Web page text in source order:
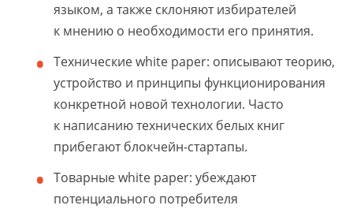
языком, а также склоняют избирателей
к мнению о необходимости его принятия.
Технические white paper: описывают теорию,
устройство и принципы функционирования
конкретной новой технологии. Часто
к написанию технических белых книг
прибегают блокчейн-стартапы.
Товарные white paper: убеждают
потенциального потребителя